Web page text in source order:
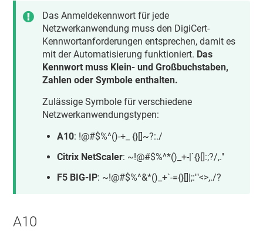
Das Anmeldekennwort für jede
Netzwerkanwendung muss den DigiCert-
Kennwortanforderungen entsprechen, damit es
mit der Automatisierung funktioniert. Das
Kennwort muss Klein- und Großbuchstaben,
Zahlen oder Symbole enthalten.
Zulässige Symbole für verschiedene
Netzwerkanwendungstypen:
A10: !@#$%^()-+_ {}[]~?:./
Citrix NetScaler: ~!@#$%^*()_+-|`{}[]:;?/,."
F5 BIG-IP: ~!@#$%^&*()_+`-={}[]|;:'"<>,./?
A10